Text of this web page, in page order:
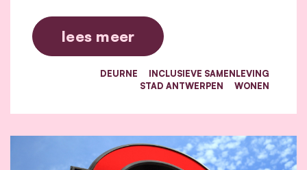
lees meer
DEURNE
INCLUSIEVE SAMENLEVING
STAD ANTWERPEN
WONEN